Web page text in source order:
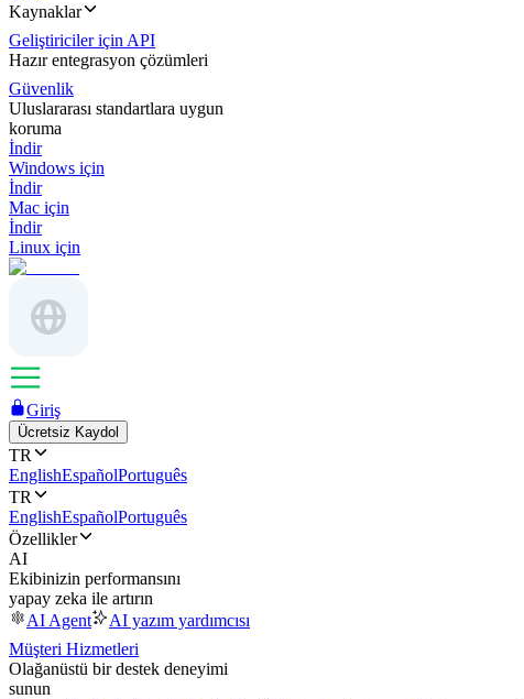
Kaynaklar
Geliştiriciler için API
Hazır entegrasyon çözümleri
Güvenlik
Uluslararası standartlara uygun
koruma
İndir
Windows için
İndir
Mac için
İndir
Linux için
Giriş
Ücretsiz Kaydol
TR
EnglishEspañolPortuguês
TR
EnglishEspañolPortuguês
Özellikler
AI
Ekibinizin performansını
yapay zeka ile artırın
AI Agent
AI yazım yardımcısı
Müşteri Hizmetleri
Olağanüstü bir destek deneyimi
sunun